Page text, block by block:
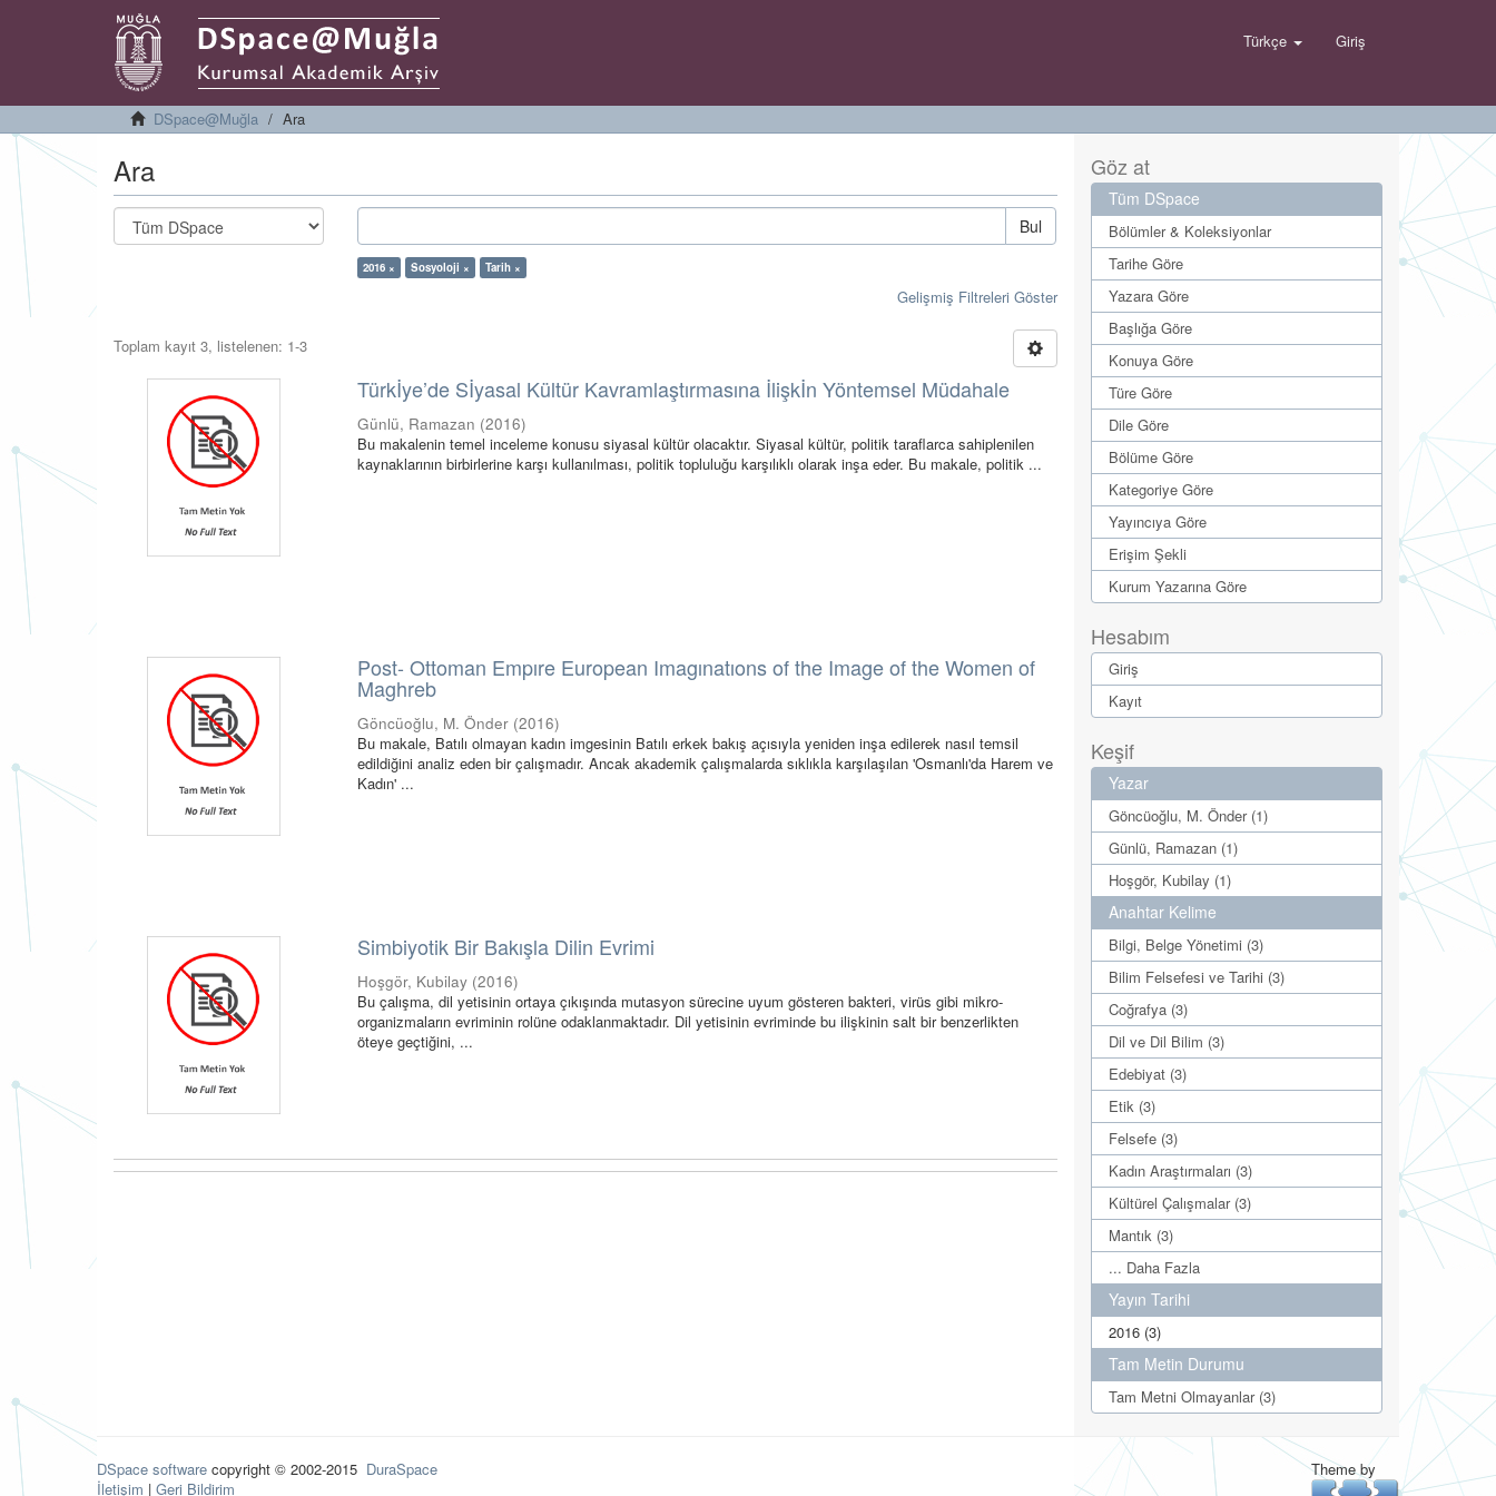
Türkçe Giriş
DSpace@Muğla Ara
Ara
Bul
2016 × Sosyoloji × Tarih ×
Gelişmiş Filtreleri Göster
Toplam kayıt 3, listelenen: 1-3
Türkİye’de Sİyasal Kültür Kavramlaştırmasına İlişkİn Yöntemsel Müdahale
Günlü, Ramazan (2016)
Bu makalenin temel inceleme konusu siyasal kültür olacaktır. Siyasal kültür, politik taraflarca sahiplenilen
kaynaklarının birbirlerine karşı kullanılması, politik topluluğu karşılıklı olarak inşa eder. Bu makale, politik ...
Post- Ottoman Empıre European Imagınatıons of the Image of the Women of
Maghreb
Göncüoğlu, M. Önder (2016)
Bu makale, Batılı olmayan kadın imgesinin Batılı erkek bakış açısıyla yeniden inşa edilerek nasıl temsil
edildiğini analiz eden bir çalışmadır. Ancak akademik çalışmalarda sıklıkla karşılaşılan 'Osmanlı'da Harem ve
Kadın' ...
Simbiyotik Bir Bakışla Dilin Evrimi
Hoşgör, Kubilay (2016)
Bu çalışma, dil yetisinin ortaya çıkışında mutasyon sürecine uyum gösteren bakteri, virüs gibi mikro-
organizmaların evriminin rolüne odaklanmaktadır. Dil yetisinin evriminde bu ilişkinin salt bir benzerlikten
öteye geçtiğini, ...
Göz at
Tüm DSpace
Bölümler & Koleksiyonlar
Tarihe Göre
Yazara Göre
Başlığa Göre
Konuya Göre
Türe Göre
Dile Göre
Bölüme Göre
Kategoriye Göre
Yayıncıya Göre
Erişim Şekli
Kurum Yazarına Göre
Hesabım
Giriş
Kayıt
Keşif
Yazar
Göncüoğlu, M. Önder (1)
Günlü, Ramazan (1)
Hoşgör, Kubilay (1)
Anahtar Kelime
Bilgi, Belge Yönetimi (3)
Bilim Felsefesi ve Tarihi (3)
Coğrafya (3)
Dil ve Dil Bilim (3)
Edebiyat (3)
Etik (3)
Felsefe (3)
Kadın Araştırmaları (3)
Kültürel Çalışmalar (3)
Mantık (3)
... Daha Fazla
Yayın Tarihi
2016 (3)
Tam Metin Durumu
Tam Metni Olmayanlar (3)
DSpace software copyright © 2002-2015 DuraSpace
İletişim | Geri Bildirim
Theme by